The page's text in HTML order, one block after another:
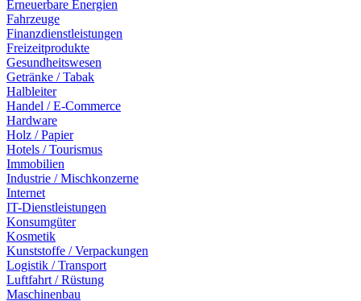
Erneuerbare Energien
Fahrzeuge
Finanzdienstleistungen
Freizeitprodukte
Gesundheitswesen
Getränke / Tabak
Halbleiter
Handel / E-Commerce
Hardware
Holz / Papier
Hotels / Tourismus
Immobilien
Industrie / Mischkonzerne
Internet
IT-Dienstleistungen
Konsumgüter
Kosmetik
Kunststoffe / Verpackungen
Logistik / Transport
Luftfahrt / Rüstung
Maschinenbau